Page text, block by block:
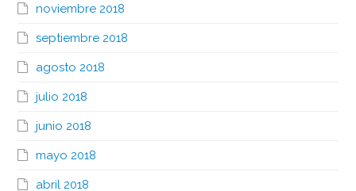
noviembre 2018
septiembre 2018
agosto 2018
julio 2018
junio 2018
mayo 2018
abril 2018